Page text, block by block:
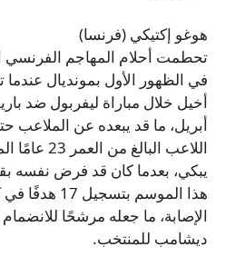
هوغو إكتيكي (فرنسا)
تحطمت أحلام المهاجم الفرنسي
في الظهور الأول بمونديال
أخيل خلال مباراة ليفربول ضد
اللاعب
يبكي، بعدما كان قد فرض نفسه
هذا الموسم
الإصابة، ما جعله مرشحًا للانضمام
ديشامب للمنتخب.